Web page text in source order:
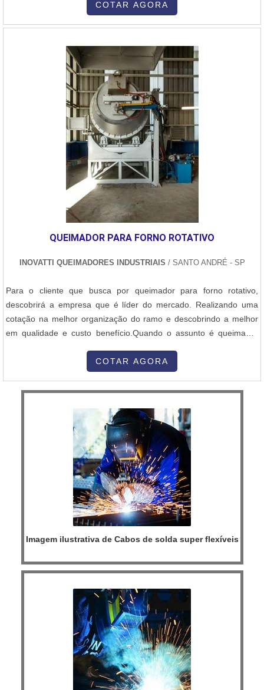
colaboradores da Inovatti Queimadores Industriais o cliente
encontrará ótima qualidade com atendimento a indústrias de
COTAR AGORA
QUEIMADOR PARA FORNO ROTATIVO
INOVATTI QUEIMADORES INDUSTRIAIS / SANTO ANDRÉ - SP
Para o cliente que busca por queimador para forno rotativo,
descobrirá a empresa que é líder do mercado. Realizando uma
cotação na melhor organização do ramo e descobrindo a melhor
em qualidade e custo benefício.Quando o assunto é queimador
encontrar proteção com soluções para estufas, fornos e
FORNO ROTATIVOA Inovatti Queimad...
COTAR AGORA
Imagem ilustrativa de Cabos de solda super flexíveis